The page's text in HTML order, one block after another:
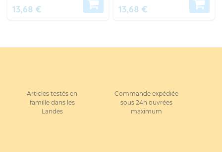
13,68 € 13,68 €
Articles testés en
famille dans les
Landes
Commande expédiée
sous 24h ouvrées
maximum